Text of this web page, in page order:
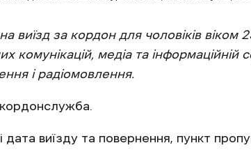
виїзд за кордон для чоловіків віком
комунікацій, медіа та інформаційній
і радіомовлення.
виїзду та повернення, пункт